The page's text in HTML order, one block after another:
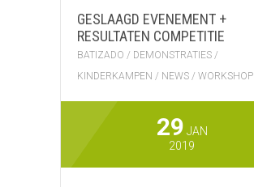
GESLAAGD EVENEMENT +
RESULTATEN COMPETITIE
BATIZADO / DEMONSTRATIES /
KINDERKAMPEN / NEWS / WORKSHOP
29 JAN
2019